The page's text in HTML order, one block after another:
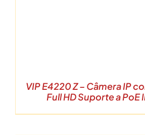
VIP E4220 Z – Câmera IP
Full HD Suporte a PoE